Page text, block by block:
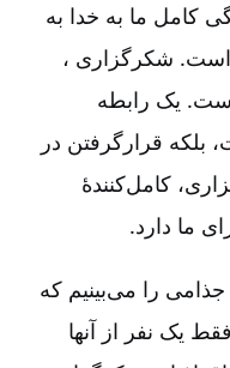
کامل ما به خدا به
است. شکرگزاری ،
یک رابطه
بلکه قرارگرفتن در
کامل‌کنندۀ
ما دارد.
۱۷ داستان ده جذامی را می‌بینیم که
یک نفر از آنها